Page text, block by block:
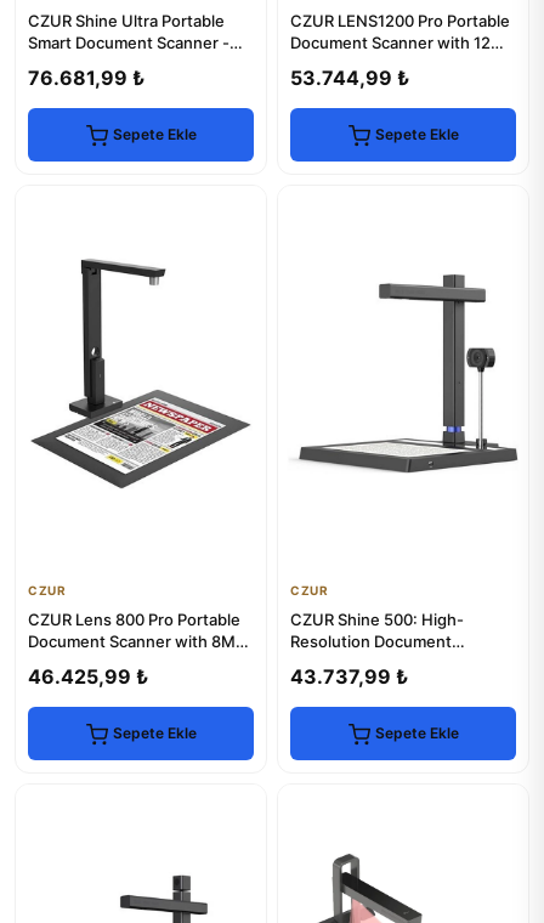
CZUR Shine Ultra Portable
Smart Document Scanner -
76.681,99 ₺
Sepete Ekle
CZUR LENS1200 Pro Portable
Document Scanner with 12MP
53.744,99 ₺
Sepete Ekle
CZUR
CZUR Lens 800 Pro Portable
Document Scanner with 8MP
46.425,99 ₺
Sepete Ekle
CZUR
CZUR Shine 500: High-
Resolution Document
43.737,99 ₺
Sepete Ekle